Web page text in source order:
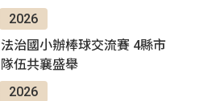
2026
法治國小辦棒球交流賽 4縣市
隊伍共襄盛舉
2026